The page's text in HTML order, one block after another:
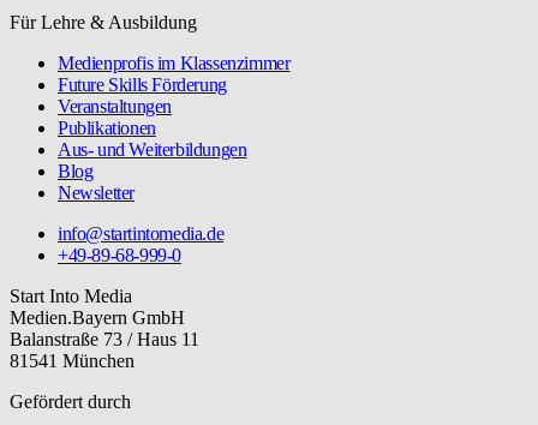
Für Lehre & Ausbildung
Medienprofis im Klassenzimmer
Future Skills Förderung
Veranstaltungen
Publikationen
Aus- und Weiterbildungen
Blog
Newsletter
info@startintomedia.de
+49-89-68-999-0
Start Into Media
Medien.Bayern GmbH
Balanstraße 73 / Haus 11
81541 München
Gefördert durch